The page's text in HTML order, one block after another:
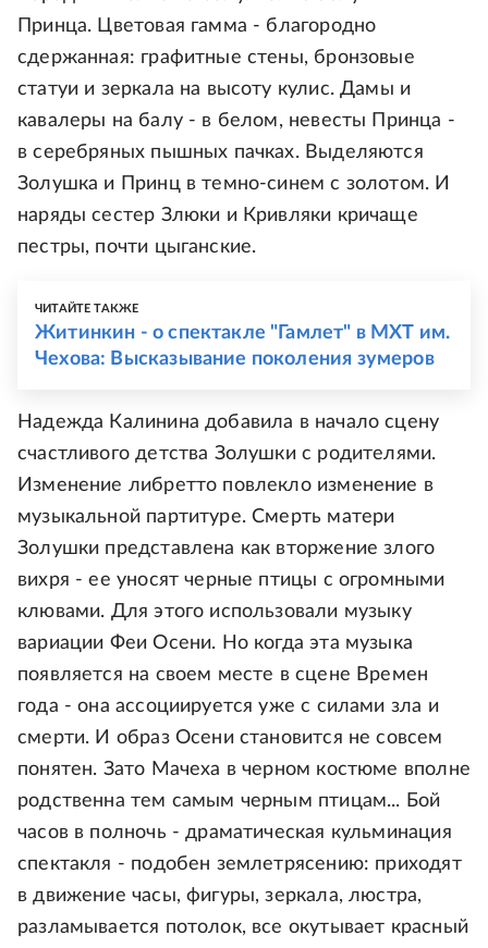
Принца. Цветовая гамма - благородно
сдержанная: графитные стены, бронзовые
статуи и зеркала на высоту кулис. Дамы и
кавалеры на балу - в белом, невесты Принца -
в серебряных пышных пачках. Выделяются
Золушка и Принц в темно-синем с золотом. И
наряды сестер Злюки и Кривляки кричаще
пестры, почти цыганские.
ЧИТАЙТЕ ТАКЖЕ
Житинкин - о спектакле "Гамлет" в МХТ им.
Чехова: Высказывание поколения зумеров
Надежда Калинина добавила в начало сцену
счастливого детства Золушки с родителями.
Изменение либретто повлекло изменение в
музыкальной партитуре. Смерть матери
Золушки представлена как вторжение злого
вихря - ее уносят черные птицы с огромными
клювами. Для этого использовали музыку
вариации Феи Осени. Но когда эта музыка
появляется на своем месте в сцене Времен
года - она ассоциируется уже с силами зла и
смерти. И образ Осени становится не совсем
понятен. Зато Мачеха в черном костюме вполне
родственна тем самым черным птицам... Бой
часов в полночь - драматическая кульминация
спектакля - подобен землетрясению: приходят
в движение часы, фигуры, зеркала, люстра,
разламывается потолок, все окутывает красный